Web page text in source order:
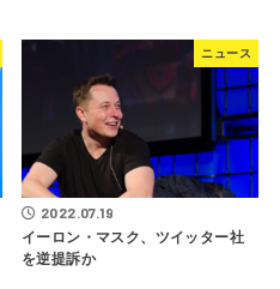
ニュース
2022.07.19
イーロン・マスク、ツイッター社
を逆提訴か